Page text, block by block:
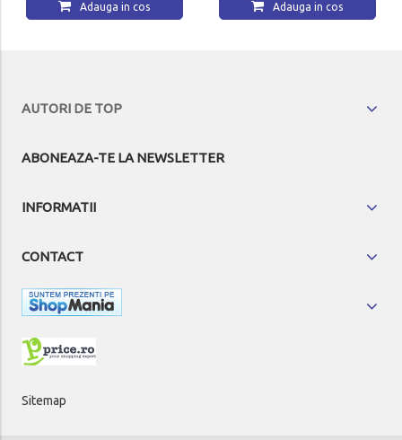
Adauga in cos Adauga in cos
AUTORI DE TOP
ABONEAZA-TE LA NEWSLETTER
INFORMATII
CONTACT
Sitemap